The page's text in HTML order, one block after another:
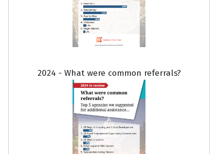
2024 - What were common referrals?